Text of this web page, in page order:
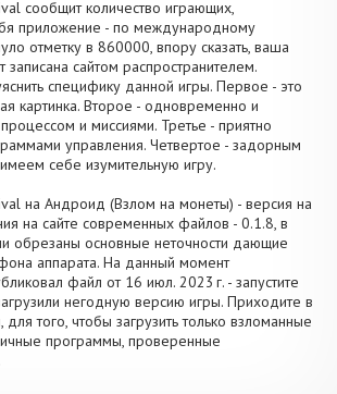
сообщит количество играющих,
приложение - по международному
отметку в 860000, впору сказать, ваша
записана сайтом распространителем.
специфику данной игры. Первое - это
картинка. Второе - одновременно и
и миссиями. Третье - приятно
управления. Четвертое - задорным
себе изумительную игру.
на Андроид (Взлом на монеты) - версия на
на сайте современных файлов - 0.1.8, в
обрезаны основные неточности дающие
аппарата. На данный момент
файл от 16 июл. 2023 г. - запустите
негодную версию игры. Приходите в
того, чтобы загрузить только взломанные
программы, проверенные